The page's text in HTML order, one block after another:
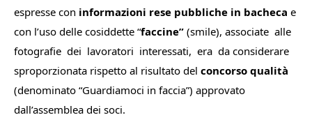
espresse con informazioni rese pubbliche in bacheca e
con l’uso delle cosiddette “faccine” (smile), associate alle
fotografie dei lavoratori interessati, era da considerare
sproporzionata rispetto al risultato del concorso qualità
(denominato “Guardiamoci in faccia”) approvato
dall’assemblea dei soci.